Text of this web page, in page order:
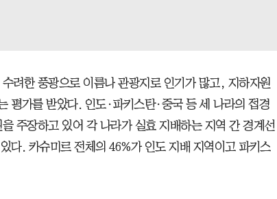
려한 풍광으로 이름나 관광지로 인기가 많고, 지하자원
평가를 받았다. 인도·파키스탄·중국 등 세 나라의 접경
주장하고 있어 각 나라가 실효 지배하는 지역 간 경계선
다. 카슈미르 전체의 46%가 인도 지배 지역이고 파키스